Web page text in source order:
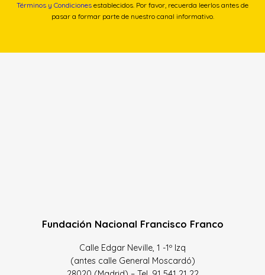
Términos y Condiciones establecidos. Por favor, recuerda leerlos antes de
pasar a formar parte de nuestro canal informativo.
Fundación Nacional Francisco Franco
Calle Edgar Neville, 1 -1º Izq
(antes calle General Moscardó)